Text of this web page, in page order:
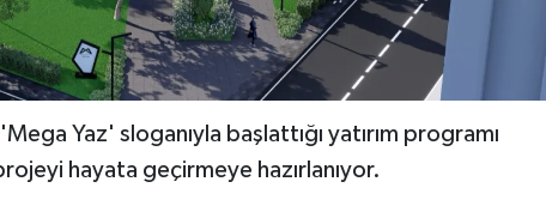
Yaz' sloganıyla başlattığı yatırım programı
hayata geçirmeye hazırlanıyor.